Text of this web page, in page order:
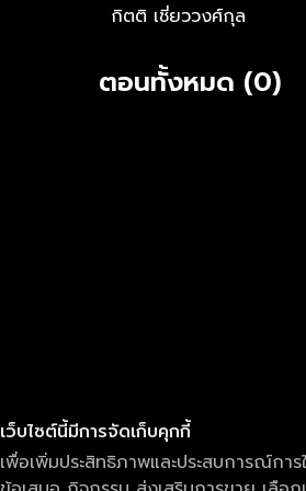
กิตติ เชี่ยววงศ์กุล
ตอนทั้งหมด (0)
เว็บไซต์นี้มีการจัดเก็บคุกกี้
เพื่อเพิ่มประสิทธิภาพและประสบการณ์กา